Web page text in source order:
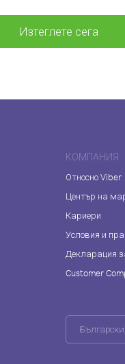
Изтеглете сега
КОМПАНИЯ
Относно Viber
Център на
Кариери
Условия и
Декларация
Customer
Български